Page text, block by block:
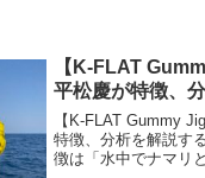
【K-FLAT
平松慶が特徴、
【K-FLAT Gummy
特徴、分析を解説す
徴は「水中でナマリ